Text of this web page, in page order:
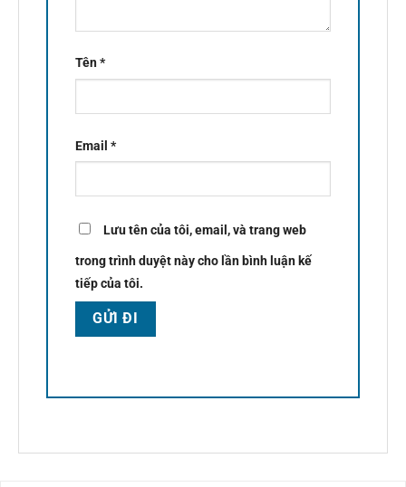
Tên*
Email *
Lưu tên của tôi, email, và trang web
trong trình duyệt này cho lần bình luận kế
tiếp của tôi.